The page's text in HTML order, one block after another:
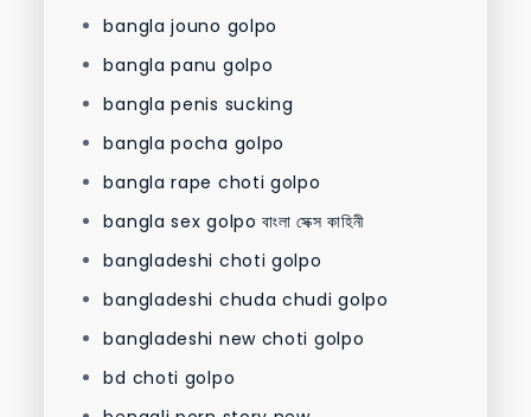
bangla jouno golpo
bangla panu golpo
bangla penis sucking
bangla pocha golpo
bangla rape choti golpo
bangla sex golpo বাংলা সেক্স কাহিনী
bangladeshi choti golpo
bangladeshi chuda chudi golpo
bangladeshi new choti golpo
bd choti golpo